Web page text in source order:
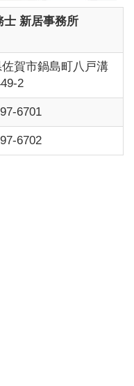
士 新居事務所
賀市鍋島町八戸溝
2
6701
6702